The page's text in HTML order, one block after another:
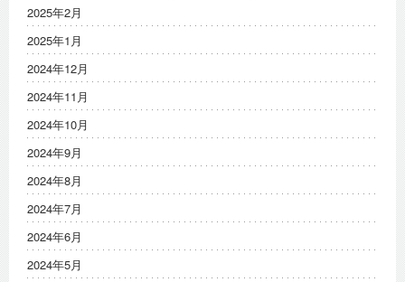
2025年2月
2025年1月
2024年12月
2024年11月
2024年10月
2024年9月
2024年8月
2024年7月
2024年6月
2024年5月